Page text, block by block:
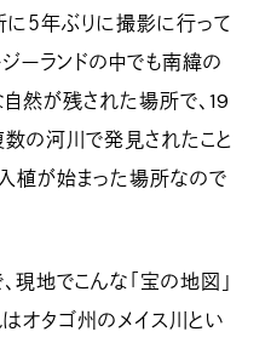
５年ぶりに撮影に行って
ジーランドの中でも南緯の
然が残された場所で、19
の河川で発見されたこと
植が始まった場所なので
現地でこんな「宝の地図」
はオタゴ州のメイス川とい